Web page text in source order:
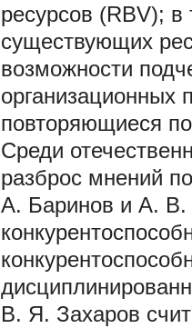
ресурсов (RBV);
существующих
возможности
организационных
повторяющиеся
Среди
разброс мнений
А. Баринов и А. В.
В. Я. Захаров